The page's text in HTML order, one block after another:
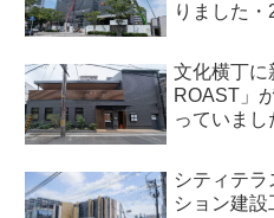
りました・
文化横丁に
ROAST」
っていまし
シティテ
ション建